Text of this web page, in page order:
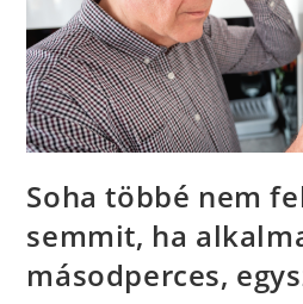
Soha többé nem
semmit, ha
másodperces,